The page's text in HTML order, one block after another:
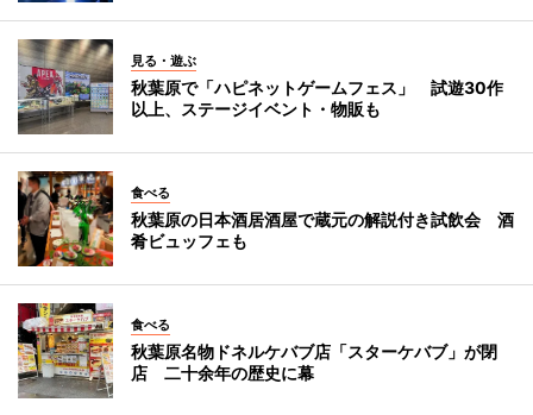
見る・遊ぶ
秋葉原で「ハピネットゲームフェス」 試遊30作
以上、ステージイベント・物販も
食べる
秋葉原の日本酒居酒屋で蔵元の解説付き試飲会 酒
肴ビュッフェも
食べる
秋葉原名物ドネルケバブ店「スターケバブ」が閉
店 二十余年の歴史に幕